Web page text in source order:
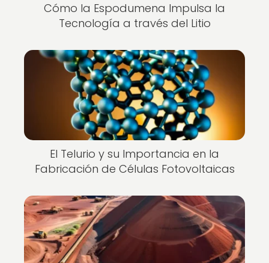
Cómo la Espodumena Impulsa la
Tecnología a través del Litio
El Telurio y su Importancia en la
Fabricación de Células Fotovoltaicas